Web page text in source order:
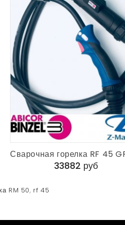
33882 руб
RM 50, rf 45